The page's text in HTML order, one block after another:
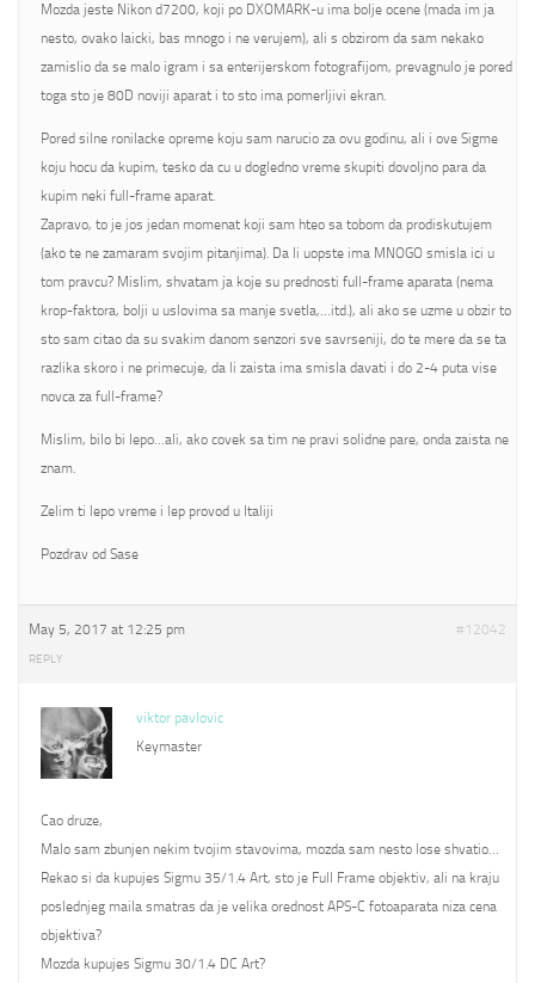
Mozda jeste Nikon d7200, koji po DXOMARK-u ima bolje ocene (mada im ja
nesto, ovako laicki, bas mnogo i ne verujem), ali s obzirom da sam nekako
zamislio da se malo igram i sa enterijerskom fotografijom, prevagnulo je pored
toga sto je 80D noviji aparat i to sto ima pomerljivi ekran.
Pored silne ronilacke opreme koju sam narucio za ovu godinu, ali i ove Sigme
koju hocu da kupim, tesko da cu u dogledno vreme skupiti dovoljno para da
kupim neki full-frame aparat.
Zapravo, to je jos jedan momenat koji sam hteo sa tobom da prodiskutujem
(ako te ne zamaram svojim pitanjima). Da li uopste ima MNOGO smisla ici u
tom pravcu? Mislim, shvatam ja koje su prednosti full-frame aparata (nema
krop-faktora, bolji u uslovima sa manje svetla,…itd.), ali ako se uzme u obzir to
sto sam citao da su svakim danom senzori sve savrseniji, do te mere da se ta
razlika skoro i ne primecuje, da li zaista ima smisla davati i do 2-4 puta vise
novca za full-frame?
Mislim, bilo bi lepo…ali, ako covek sa tim ne pravi solidne pare, onda zaista ne
znam.
Zelim ti lepo vreme i lep provod u Italiji
Pozdrav od Sase
May 5, 2017 at 12:25 pm #12042
REPLY
viktor pavlovic
Keymaster
Cao druze,
Malo sam zbunjen nekim tvojim stavovima, mozda sam nesto lose shvatio…
Rekao si da kupujes Sigmu 35/1.4 Art, sto je Full Frame objektiv, ali na kraju
poslednjeg maila smatras da je velika orednost APS-C fotoaparata niza cena
objektiva?
Mozda kupujes Sigmu 30/1.4 DC Art?